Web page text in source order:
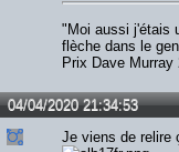
"Moi aussi j'étais
flèche dans le
Prix Dave Murray
04/04/2020 21:34:53
Je viens de relire